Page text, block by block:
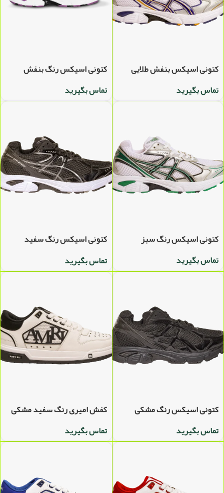
کتونی اسیکس بنفش طلایی
تماس بگیرید
کتونی اسیکس رنگ بنفش
تماس بگیرید
کتونی اسیکس رنگ سبز
تماس بگیرید
کتونی اسیکس رنگ سفید
تماس بگیرید
کتونی اسیکس رنگ مشکی
تماس بگیرید
کفش امیری رنگ سفید مشکی
تماس بگیرید